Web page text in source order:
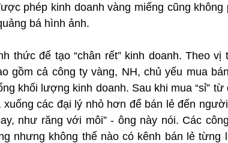
phép kinh doanh vàng miếng cũng
bá hình ảnh.
thức để tạo “chân rết” kinh doanh. Theo
gồm cả công ty vàng, NH, chủ yếu mua
khối lượng kinh doanh. Sau khi mua “sỉ”
xuống các đại lý nhỏ hơn để bán lẻ đến
như răng với môi” - ông này nói. Các
nhưng không thể nào có kênh bán lẻ